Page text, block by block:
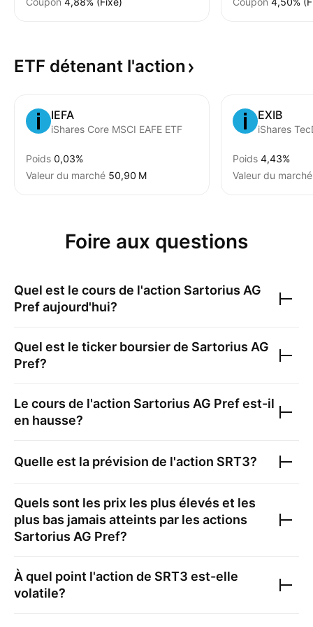
ETF détenant l'action
IEFA
iShares Core MSCI EAFE ETF
Poids 0,03%
Valeur du marché ‪50,90 M‬
EXIB
Poids 4,43%
Valeur du marché
Foire aux questions
Quel est le cours de l'action Sartorius AG
Prefaujourd'hui?
Quel est le ticker boursier de Sartorius AG
Pref?
Le cours de l'action Sartorius AG Prefest-il
en hausse?
Quelle est la prévision de l'action SRT3?
Quels sont les prix les plus élevés et les
plus bas jamais atteints par les actions
Sartorius AG Pref?
À quel point l'action de SRT3 est-elle
volatile?